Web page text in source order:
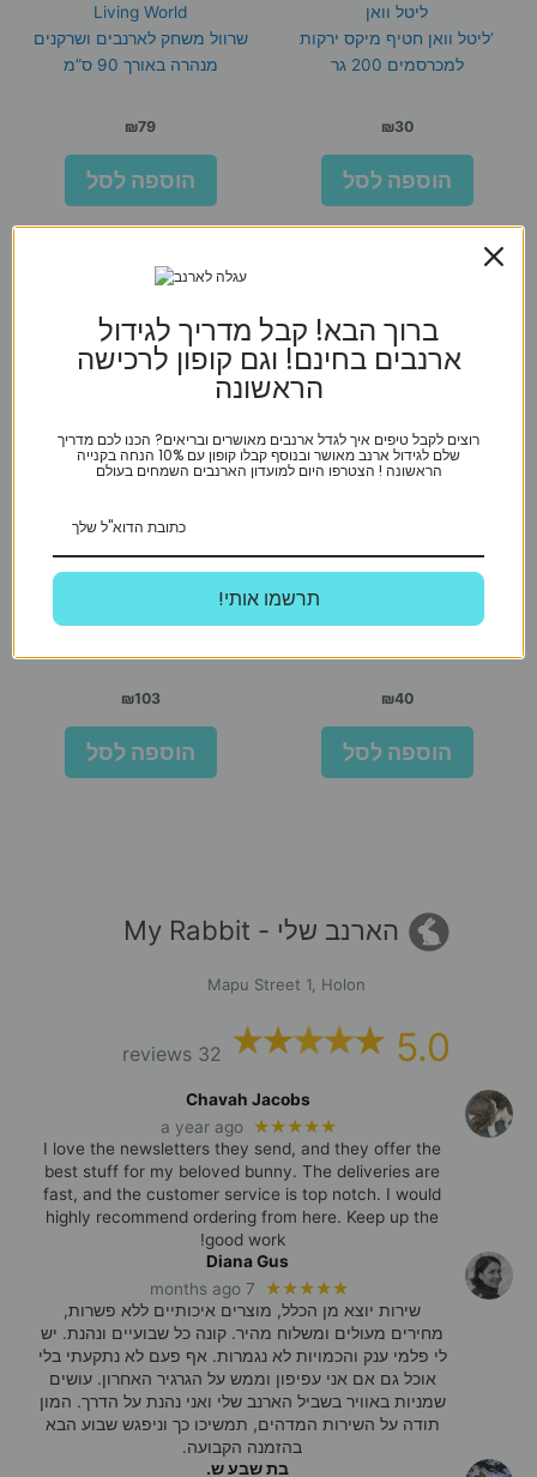
ליטל וואן
‘ליטל וואן חטיף מיקס ירקות
למכרסמים 200 גר
₪30
הוספה לסל
Living World
שרוול משחק לארנבים ושרקנים
מנהרה באורך 90 ס”מ
₪79
הוספה לסל
‘ליטל וואן חטיף ויטמין סי
₪40
הוספה לסל
מצע שבבי עץ לארנבים
₪103
הוספה לסל
הארנב שלי - My Rabbit
Mapu Street 1, Holon
5.0
32 reviews
Chavah Jacobs
★★★★★
a year ago
I love the newsletters they send, and they offer the
best stuff for my beloved bunny. The deliveries are
fast, and the customer service is top notch. I would
highly recommend ordering from here. Keep up the
good work!
Diana Gus
★★★★★
7 months ago
שירות יוצא מן הכלל, מוצרים איכותיים ללא פשרות,
מחירים מעולים ומשלוח מהיר. קונה כל שבועיים ונהנת. יש
לי פלמי ענק והכמויות לא נגמרות. אף פעם לא נתקעתי בלי
אוכל גם אם אני עפיפון וממש על הגרגיר האחרון. עושים
שמניות באוויר בשביל הארנב שלי ואני נהנת על הדרך. המון
תודה על השירות המדהים, תמשיכו כך וניפגש שבוע הבא
בהזמנה הקבועה.
בת שבע ש.
ברוך הבא! קבל מדריך לגידול
ארנבים בחינם! וגם קופון לרכישה
הראשונה
רוצים לקבל טיפים איך לגדל ארנבים מאושרים ובריאים? הכנו לכם מדריך
שלם לגידול ארנב מאושר ובנוסף קבלו קופון עם 10% הנחה בקנייה
הראשונה ! הצטרפו היום למועדון הארנבים השמחים בעולם
!תרשמו אותי